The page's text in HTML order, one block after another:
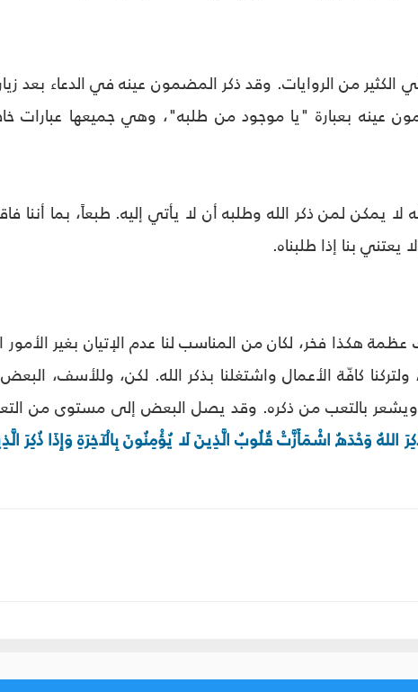
الكثير من الروايات. وقد ذكر المضمون عينه في الدعاء بعد
عينه بعبارة "يا موجود من طلبه"، وهي جميعها
يمكن لمن ذكر الله وطلبه أن لا يأتي إليه. طبعاً، بما أننا
يعتني بنا إذا طلبناه.
عظمة هكذا فخر، لكان من المناسب لنا عدم الإتيان بغير الأمور
كافّة الأعمال واشتغلنا بذكر الله. لكن، وللأسف، البعض
ويشعر بالتعب من ذكره. وقد يصل البعض إلى مستوى من
اللهُ وَحْدَهُ اشْمَأَزَّتْ قُلُوبُ الَّذِينَ لَا يُؤْمِنُونَ بِالْآخِرَةِ وَإِذَا ذُكِرَ